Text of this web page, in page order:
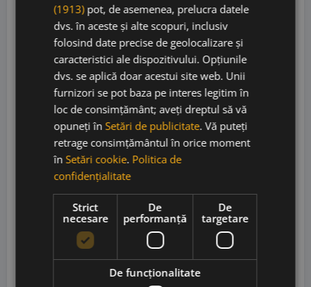
Pieropan Calvarino Collezione 2015
Pieropan di Leonildo Pieropan • Italia• Soave
Classico DOC
399,00lei
(1913)pot, de asemenea, prelucra datele
dvs. în aceste și alte scopuri, inclusiv
folosind date precise de geolocalizare și
caracteristici ale dispozitivului. Opțiunile
dvs. se aplică doar acestui site web. Unii
furnizori se pot baza pe interes legitim în
loc de consimțământ; aveți dreptul să vă
opuneți în Setări de publicitate. Vă puteți
retrage consimțământul în orice moment
în Setări cookie. Politica de
confidențialitate
Strict
necesare
De
performanță
De
targetare
De funcţionalitate